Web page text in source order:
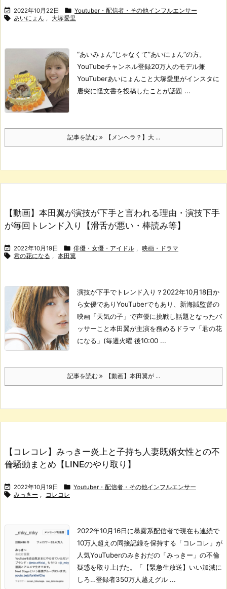
 2022年10月22日  Youtuber・配信者・その他インフルエンサー
 あいにょん , 大塚愛里
“あいみょん”じゃなくて”あいにょん”の方。
YouTubeチャンネル登録20万人のモデル兼
YouTuberあいにょんこと大塚愛里がインスタに
唐突に怪文書を投稿したことが話題 ...
記事を読む 【メンヘラ？】大 ...
【動画】本田翼が演技が下手と言われる理由・演技下手
が毎回トレンド入り【滑舌が悪い・棒読み等】
 2022年10月19日  俳優・女優・アイドル , 映画・ドラマ
 君の花になる , 本田翼
演技が下手でトレンド入り？ 2022年10月18日か
ら女優でありYouTuberでもあり、新海誠監督の
映画「天気の子」で声優に挑戦し話題となったバ
ッサーこと本田翼が主演を務めるドラマ「君の花
になる」(毎週火曜 後10:00 ...
記事を読む 【動画】本田翼が ...
【コレコレ】みっきー炎上と子持ち人妻既婚女性との不
倫騒動まとめ【LINEのやり取り】
 2022年10月19日  Youtuber・配信者・その他インフルエンサー
 みっきー , コレコレ
2022年10月16日に暴露系配信者で現在も連続で
10万人超えの同接記録を保持する「コレコレ」が
人気YouTuberのみきおだの「みっきー」の不倫
疑惑を取り上げた。
「【緊急生放送】いい加減に
しろ…登録者350万人越えグル ...